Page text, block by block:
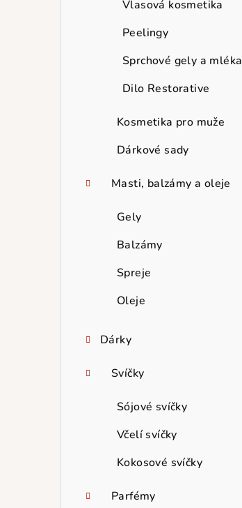
Vlasová kosmetika
Peelingy
Sprchové gely a mléka
Dilo Restorative
Kosmetika pro muže
Dárkové sady
Masti, balzámy a oleje
Gely
Balzámy
Spreje
Oleje
Dárky
Svíčky
Sójové svíčky
Včelí svíčky
Kokosové svíčky
Parfémy